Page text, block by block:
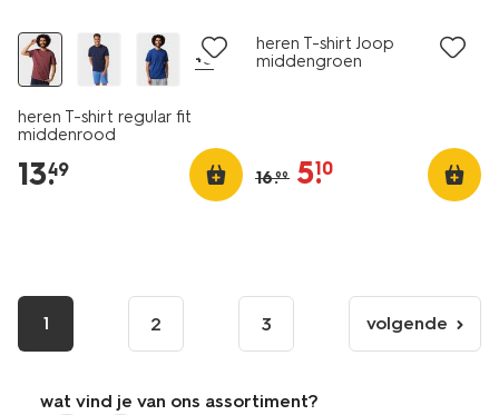
+5
heren T-shirt regular fit
middenrood
13.
49
heren T-shirt Joop
middengroen
16.99 5.
10
1 2 3
volgende
pagina
volgende
wat vind je van ons assortiment?